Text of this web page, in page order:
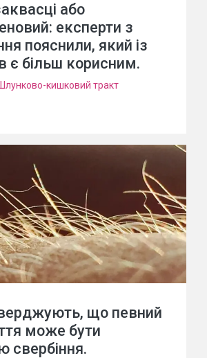
або
експерти з
пояснили, який із
є більш корисним.
кишковий тракт
що певний
може бути
свербіння.